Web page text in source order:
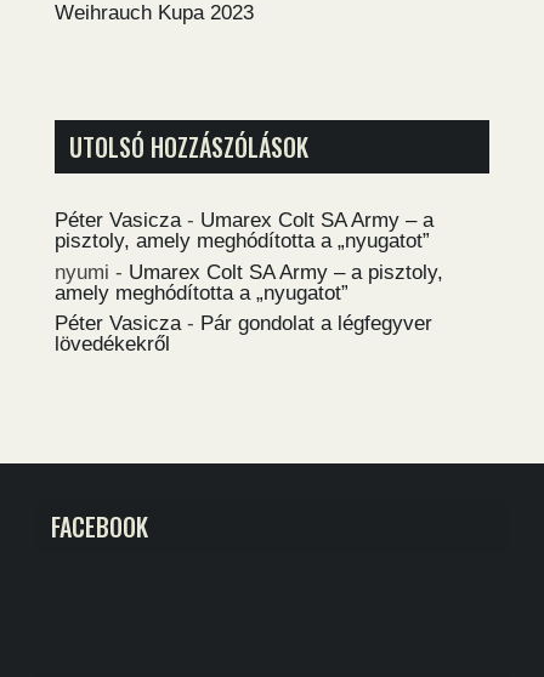
Weihrauch Kupa 2023
UTOLSÓ HOZZÁSZÓLÁSOK
Péter Vasicza- Umarex Colt SA Army – a
pisztoly, amely meghódította a „nyugatot”
nyumi - Umarex Colt SA Army – a pisztoly,
amely meghódította a „nyugatot”
Péter Vasicza- Pár gondolat a légfegyver
lövedékekről
FACEBOOK